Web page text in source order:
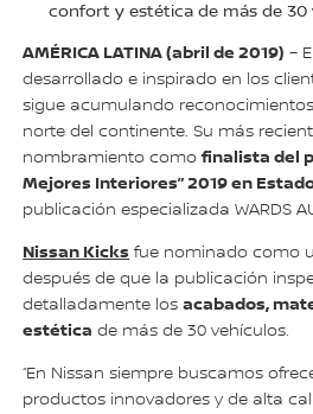
confort y estética de más de 30
AMÉRICA LATINA (abril de 2019) –
desarrollado e inspirado en los
sigue acumulando
norte del continente. Su más
nombramiento comofinalista del
Mejores Interiores” 2019 en
publicación especializada WARDS
Nissan Kicks fue nominado como
después de que la publicación
detalladamente losacabados,
estética de más de 30 vehículos.
“En Nissan siempre buscamos
productos innovadores y de alta